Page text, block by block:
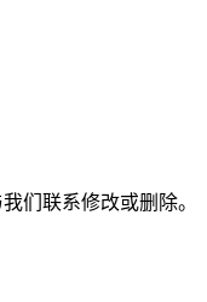
们联系修改或删除。